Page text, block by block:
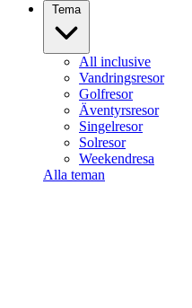
Tema
All inclusive
Vandringsresor
Golfresor
Äventyrsresor
Singelresor
Solresor
Weekendresa
Alla teman